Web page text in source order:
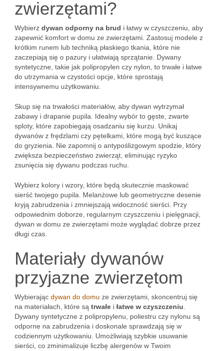
zwierzętami?
Wybierz dywan odporny na brud i łatwy w czyszczeniu, aby
zapewnić komfort w domu ze zwierzętami. Zastosuj modele z
krótkim runem lub techniką płaskiego tkania, które nie
zaczepiają się o pazury i ułatwiają sprzątanie. Dywany
syntetyczne, takie jak polipropylen czy nylon, to trwałe i łatwe
do utrzymania w czystości opcje, które sprostają
intensywnemu użytkowaniu.
Skup się na trwałości materiałów, aby dywan wytrzymał
zabawy i drapanie pupila. Idealny wybór to gęste, zwarte
sploty, które zapobiegają osadzaniu się kurzu. Unikaj
dywanów z frędzlami czy pętelkami, które mogą być kuszące
do gryzienia. Nie zapomnij o antypoślizgowym spodzie, który
zwiększa bezpieczeństwo zwierząt, eliminując ryzyko
zsunięcia się dywanu podczas ruchu.
Wybierz kolory i wzory, które będą skutecznie maskować
sierść twojego pupila. Melanżowe lub geometryczne desenie
kryją zabrudzenia i zmniejszają widoczność sierści. Przy
odpowiednim doborze, regularnym czyszczeniu i pielęgnacji,
dywan w domu ze zwierzętami może wyglądać dobrze przez
długi czas.
Materiały dywanów
przyjazne zwierzętom
Wybierając dywan do domu ze zwierzętami, skoncentruj się
na materiałach, które są trwałe i łatwe w czyszczeniu
Dywany syntetyczne z polipropylenu, poliestru czy nylonu są
odporne na zabrudzenia i doskonale sprawdzają się w
codziennym użytkowaniu. Umożliwiają szybkie usuwanie
sierści, co zminimalizuje liczbę alergenów w Twoim